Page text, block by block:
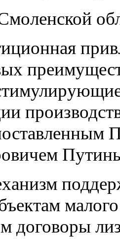
договоры